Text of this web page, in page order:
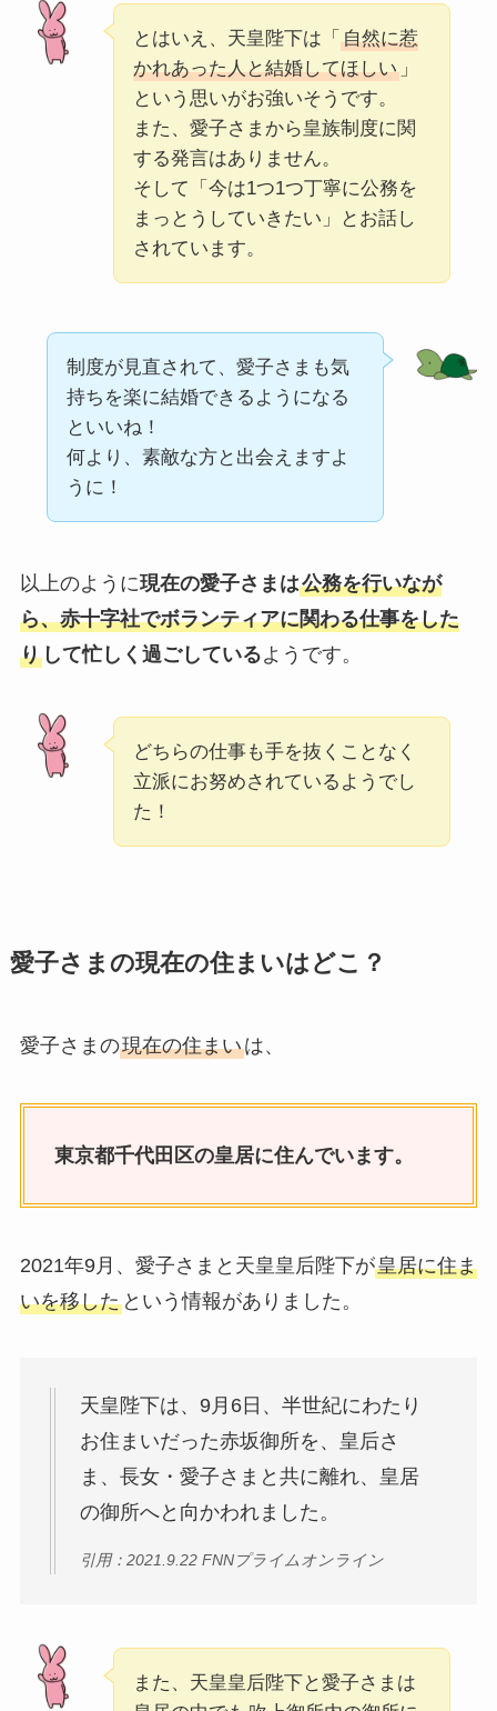
とはいえ、天皇陛下は「 自然に惹
かれあった人と結婚してほしい」
という思いがお強いそうです。
また、愛子さまから皇族制度に関
する発言はありません。
そして「今は1つ1つ丁寧に公務を
まっとうしていきたい」とお話し
されています。
制度が見直されて、愛子さまも気
持ちを楽に結婚できるようになる
といいね！
何より、素敵な方と出会えますよ
うに！
以上のように現在の愛子さまは公務を行いなが
ら、赤十字社でボランティアに関わる仕事をした
りして忙しく過ごしているようです。
どちらの仕事も手を抜くことなく
立派にお努めされているようでし
た！
愛子さまの現在の住まいはどこ？
愛子さまの現在の住まいは、
東京都千代田区の皇居に住んでいます。
2021年9月、愛子さまと天皇皇后陛下が皇居に住ま
いを移したという情報がありました。
天皇陛下は、9月6日、半世紀にわたり
お住まいだった赤坂御所を、皇后さ
ま、長女・愛子さまと共に離れ、皇居
の御所へと向かわれました。
引用：2021.9.22 FNNプライムオンライン
また、天皇皇后陛下と愛子さまは